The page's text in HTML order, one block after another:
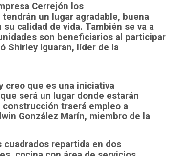
Cerrejón los
un lugar agradable, buena
calidad de vida. También se va a
son beneficiarios al participar
Shirley Iguaran, líder de la
creo que es una iniciativa
será un lugar donde estarán
traerá empleo a
González Marín, miembro de la
cuadrados repartida en dos